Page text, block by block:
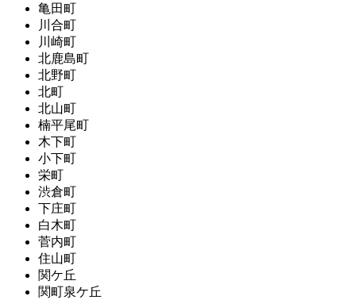
亀田町
川合町
川崎町
北鹿島町
北野町
北町
北山町
楠平尾町
木下町
小下町
栄町
渋倉町
下庄町
白木町
菅内町
住山町
関ケ丘
関町泉ケ丘